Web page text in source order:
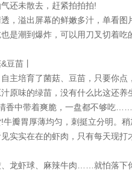
还未散去，赶紧拍拍拍!
溢出屏幕的鲜嫩多汁，单看图
潮到爆炸，可以用刀叉切着吃
苗丨
培育了菌菇、豆苗，只要你点
味的绿苗，没有什么比这还养
中带着爽脆，一盘都不够吃……
胃厚薄均匀，刺挺立分明。稍
实在在的虾肉，只有每天现打
虾球、麻辣牛肉……就怕落下你